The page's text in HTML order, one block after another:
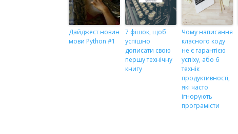
Дайджест новин
мови Python #1
7 фішок, щоб
успішно
дописати свою
першу технічну
книгу
Чому написання
класного коду
не є гарантією
успіху, або 6
технік
продуктивності,
які часто
ігнорують
програмісти